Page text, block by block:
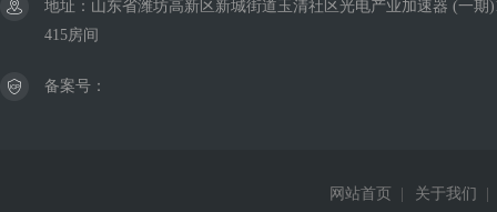
地址：山东省潍坊高新区新城街道玉清社区光电产业加速器 (一期
415房间
备案号：
网站首页 关于我们